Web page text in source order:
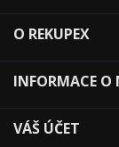
O REKUPEX
INFORMACE O
VÁŠ ÚČET